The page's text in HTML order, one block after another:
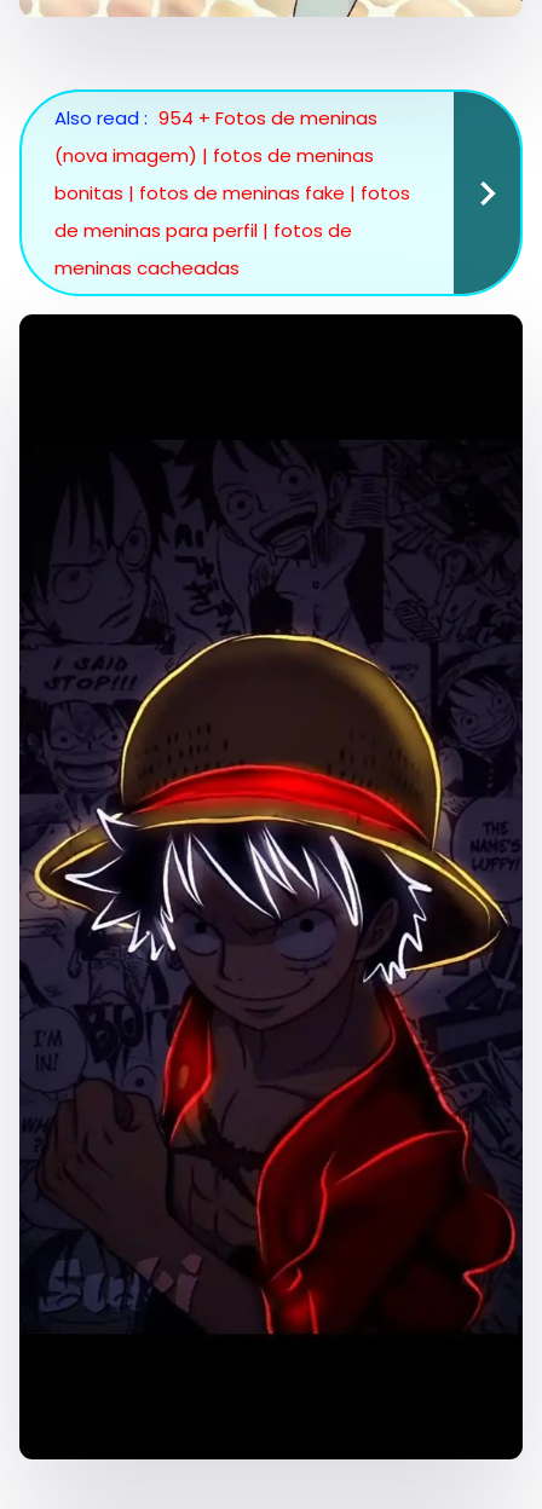
Also read : 954 + Fotos de meninas
(nova imagem) | fotos de meninas
bonitas | fotos de meninas fake | fotos
de meninas para perfil | fotos de
meninas cacheadas